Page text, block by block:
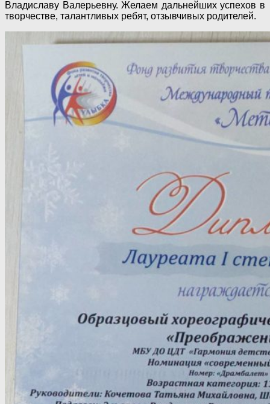
Владиславу Валерьевну. Желаем дальнейших успехов в
творчестве, талантливых ребят, отзывчивых родителей.